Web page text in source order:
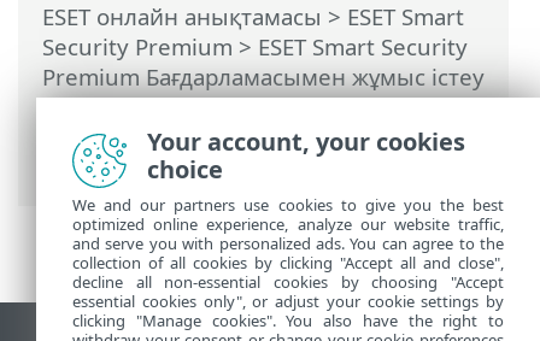
ESET онлайн анықтамасы > ESET Smart
Security Premium > ESET Smart Security
Premium Бағдарламасымен жұмыс істеу
>Құралдар>Жоспарлағыш> Диалог
терезелері - Жоспарлағыш > Тапсырма
уақыты - Бір рет
Your account, your cookies
choice
We and our partners use cookies to give you the best
optimized online experience, analyze our website traffic,
and serve you with personalized ads. You can agree to the
collection of all cookies by clicking "Accept all and close",
decline all non-essential cookies by choosing "Accept
essential cookies only", or adjust your cookie settings by
clicking "Manage cookies". You also have the right to